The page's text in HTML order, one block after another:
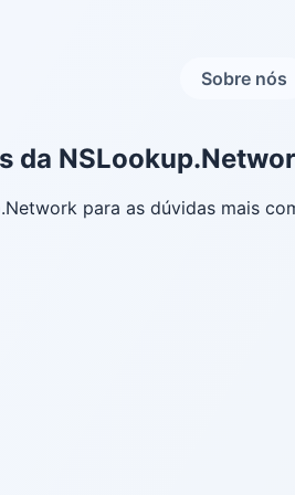
Sobre nós
da
para as dúvidas mais